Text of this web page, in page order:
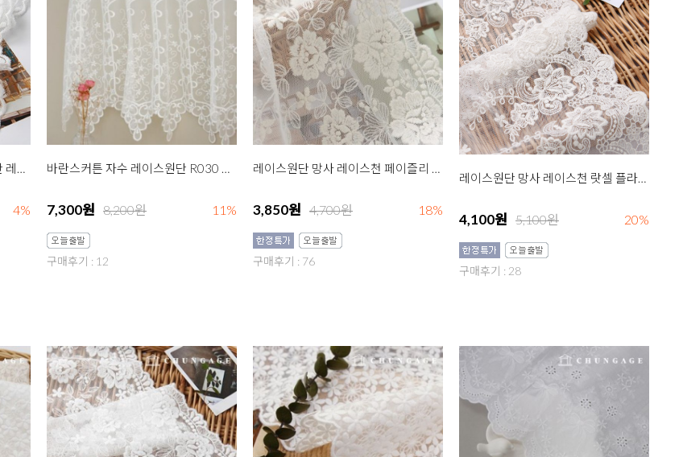
레이스원단 망사레이스 자수원단 레이스천 R017 러블리리본 대 백아이
4%
바란스커튼 자수 레이스원단 R030 발코니 백아이
7,300원 8,200원 11%
구매후기 : 12
레이스원단 망사 레이스천 페이즐리 플라워 대 내츄럴아이보리 R016
3,850원 4,700원 18%
구매후기 : 76
레이스원단 망사 레이스천 랏셀 플라워 대 R005 내츄럴
4,100원 5,100원 20%
구매후기 : 28